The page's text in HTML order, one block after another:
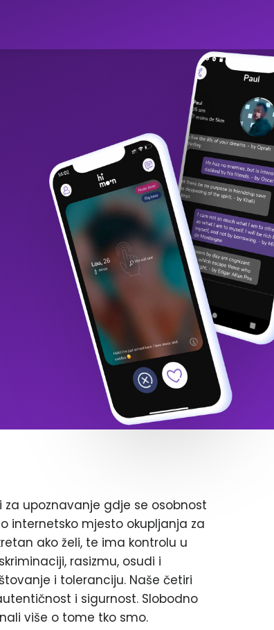
upoznavanje gdje se osobnost
internetsko mjesto okupljanja za
ako želi, te ima kontrolu u
rasizmu, osudi i
i toleranciju. Naše četiri
i sigurnost. Slobodno
više o tome tko smo.